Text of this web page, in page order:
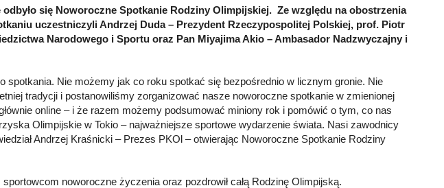
się Noworoczne Spotkanie Rodziny Olimpijskiej. Ze względu na obostrzenia
uczestniczyli Andrzej Duda – Prezydent Rzeczypospolitej Polskiej, prof. Piotr
Narodowego i Sportu oraz Pan Miyajima Akio – Ambasador Nadzwyczajny i
spotkania. Nie możemy jak co roku spotkać się bezpośrednio w licznym gronie. Nie
tradycji i postanowiliśmy zorganizować nasze noworoczne spotkanie w zmienionej
online – i że razem możemy podsumować miniony rok i pomówić o tym, co nas
Olimpijskie w Tokio – najważniejsze sportowe wydarzenie świata. Nasi zawodnicy
Andrzej Kraśnicki – Prezes PKOl – otwierając Noworoczne Spotkanie Rodziny
noworoczne życzenia oraz pozdrowił całą Rodzinę Olimpijską.